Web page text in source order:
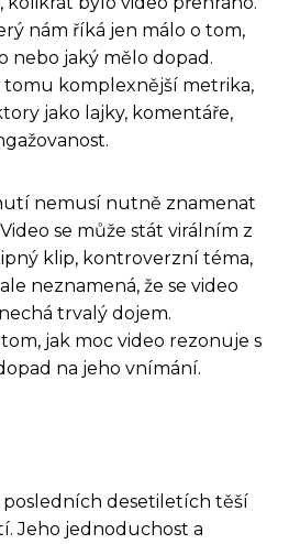
nám říká jen málo o tom,
nebo jaký mělo dopad.
komplexnější metrika,
jako lajky, komentáře,
nemusí nutně znamenat
se může stát virálním z
klip, kontroverzní téma,
neznamená, že se video
trvalý dojem.
jak moc video rezonuje s
na jeho vnímání.
posledních desetiletích těší
Jeho jednoduchost a